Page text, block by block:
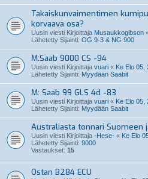
Takaiskunvaimentimen
korvaava osa?
Uusin viesti Kirjoittaja Musaukkogibson
Lähetetty Sijainti: OG 9-3 & NG 900
M:Saab 9000 CS -94
Uusin viesti Kirjoittaja vuari « Ke Elo 05,
Lähetetty Sijainti: Myydään Saabit
M: Saab 99 GLS 4d -83
Uusin viesti Kirjoittaja vuari « Ke Elo 05,
Lähetetty Sijainti: Myydään Saabit
Australiasta tonnari Suomeen
Uusin viesti Kirjoittaja -Hese- « Ke Elo
Lähetetty Sijainti: 9000
Vastaukset: 15
Ostan B284 ECU